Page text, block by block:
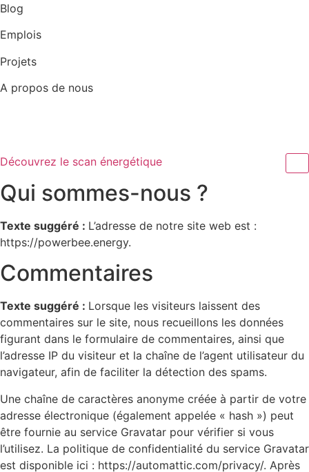
Aller
contenu
Blog
Emplois
Projets
A propos de nous
Découvrez le scan énergétique
Qui sommes-nous ?
Texte suggéré : L’adresse de notre site web est :
https://powerbee.energy.
Commentaires
Texte suggéré : Lorsque les visiteurs laissent des
commentaires sur le site, nous recueillons les données
figurant dans le formulaire de commentaires, ainsi que
l’adresse IP du visiteur et la chaîne de l’agent utilisateur du
navigateur, afin de faciliter la détection des spams.
Une chaîne de caractères anonyme créée à partir de votre
adresse électronique (également appelée « hash ») peut
être fournie au service Gravatar pour vérifier si vous
l’utilisez. La politique de confidentialité du service Gravatar
est disponible ici : https://automattic.com/privacy/. Après